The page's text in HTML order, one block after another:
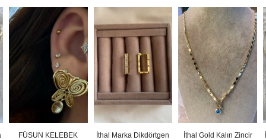
FÜSUN KELEBEK
İthal Marka Dikdörtgen
İthal Gold Kalın Zincir